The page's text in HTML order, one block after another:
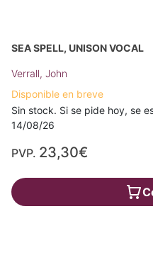
SEA SPELL, UNISON VOCAL
Verrall, John
Disponible en breve
Sin stock. Si se pide hoy, se
14/08/26
PVP. 23,30€